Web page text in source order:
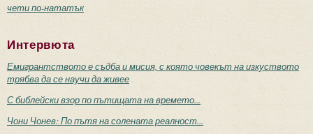
чети по-нататък
Интервюта
Емигрантството е съдба и мисия, с която човекът на изкуството
трябва да се научи да живее
С библейски взор по пътищата на времето...
Чони Чонев: По пътя на солената реалност...